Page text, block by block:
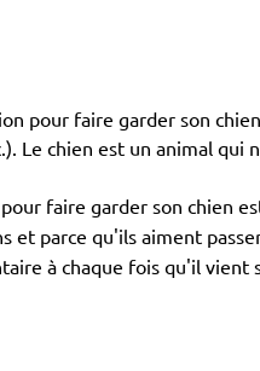
pour faire garder son
Le chien est un animal
faire garder son chien
et parce qu'ils aiment
à chaque fois qu'il vient